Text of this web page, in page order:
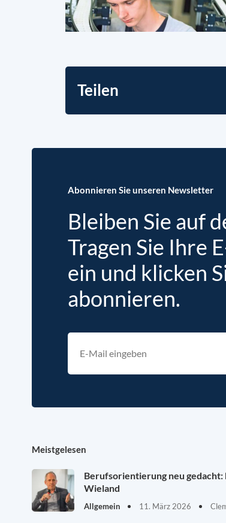
Teilen
Abonnieren Sie unseren Newsletter
Bleiben Sie auf
Tragen Sie Ihre
ein und klicken
abonnieren.
Meistgelesen
Berufsorientierung neu gedacht:
Wieland
Allgemein 11. März 2026